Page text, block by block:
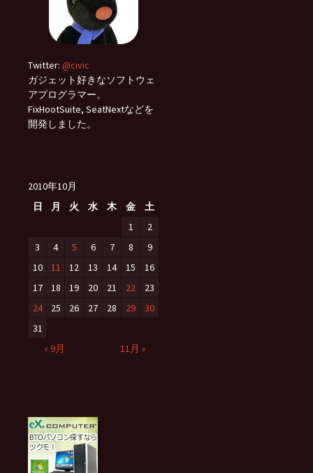
Twitter: @civic
ガジェット好きなソフトウェ
アプログラマー。
FixHootSuite, SeatNextなどを
開発しました。
2010年10月
日
月 火 水 木 金
土
1
2
3
4 5 6 7 8
9
10
11 12 13 14 15
16
17
18 19 20 21 22
23
24
25 26 27 28 29
30
31
« 9月
11月 »